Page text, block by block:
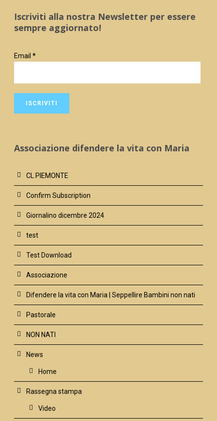
Iscriviti alla nostra Newsletter per essere
sempre aggiornato!
Email *
Associazione difendere la vita con Maria
CL PIEMONTE
Confirm Subscription
Giornalino dicembre 2024
test
Test Download
Associazione
Difendere la vita con Maria | Seppellire Bambini non nati
Pastorale
NON NATI
News
Home
Rassegna stampa
Video